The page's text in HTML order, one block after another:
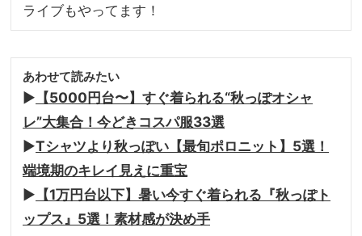
ライブもやってます！
あわせて読みたい
▶︎ 【5000円台〜】すぐ着られる“秋っぽオシャ
レ”大集合！今どきコスパ服33選
▶︎Tシャツより秋っぽい【最旬ポロニット】5選！
端境期のキレイ見えに重宝
▶︎ 【1万円台以下】暑い今すぐ着られる『秋っぽト
ップス』5選！素材感が決め手